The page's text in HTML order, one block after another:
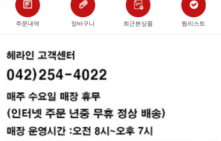
주문내역 장바구니 최근본상품 찜리스트